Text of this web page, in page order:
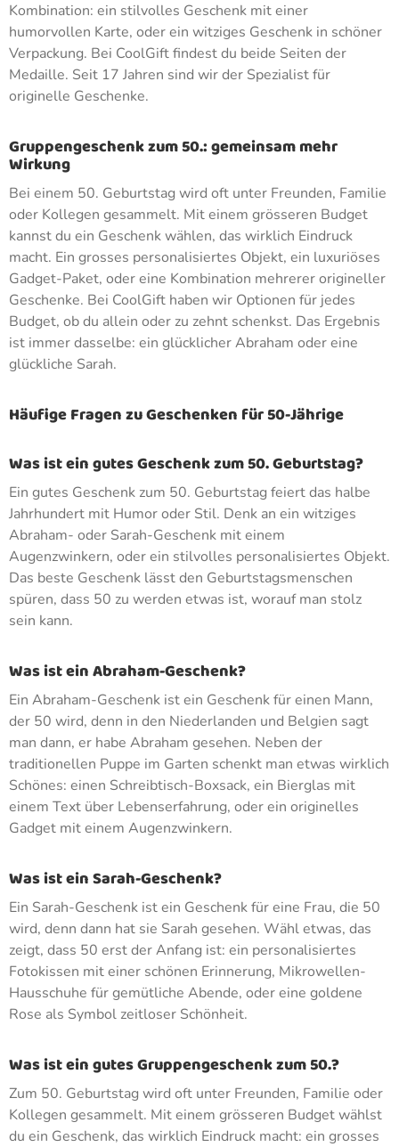
Kombination: ein stilvolles Geschenk mit einer
humorvollen Karte, oder ein witziges Geschenk in schöner
Verpackung. Bei CoolGift findest du beide Seiten der
Medaille. Seit 17 Jahren sind wir der Spezialist für
originelle Geschenke.
Gruppengeschenk zum 50.: gemeinsam mehr
Wirkung
Bei einem 50. Geburtstag wird oft unter Freunden, Familie
oder Kollegen gesammelt. Mit einem grösseren Budget
kannst du ein Geschenk wählen, das wirklich Eindruck
macht. Ein grosses personalisiertes Objekt, ein luxuriöses
Gadget-Paket, oder eine Kombination mehrerer origineller
Geschenke. Bei CoolGift haben wir Optionen für jedes
Budget, ob du allein oder zu zehnt schenkst. Das Ergebnis
ist immer dasselbe: ein glücklicher Abraham oder eine
glückliche Sarah.
Häufige Fragen zu Geschenken für 50-Jährige
Was ist ein gutes Geschenk zum 50. Geburtstag?
Ein gutes Geschenk zum 50. Geburtstag feiert das halbe
Jahrhundert mit Humor oder Stil. Denk an ein witziges
Abraham- oder Sarah-Geschenk mit einem
Augenzwinkern, oder ein stilvolles personalisiertes Objekt.
Das beste Geschenk lässt den Geburtstagsmenschen
spüren, dass 50 zu werden etwas ist, worauf man stolz
sein kann.
Was ist ein Abraham-Geschenk?
Ein Abraham-Geschenk ist ein Geschenk für einen Mann,
der 50 wird, denn in den Niederlanden und Belgien sagt
man dann, er habe Abraham gesehen. Neben der
traditionellen Puppe im Garten schenkt man etwas wirklich
Schönes: einen Schreibtisch-Boxsack, ein Bierglas mit
einem Text über Lebenserfahrung, oder ein originelles
Gadget mit einem Augenzwinkern.
Was ist ein Sarah-Geschenk?
Ein Sarah-Geschenk ist ein Geschenk für eine Frau, die 50
wird, denn dann hat sie Sarah gesehen. Wähl etwas, das
zeigt, dass 50 erst der Anfang ist: ein personalisiertes
Fotokissen mit einer schönen Erinnerung, Mikrowellen-
Hausschuhe für gemütliche Abende, oder eine goldene
Rose als Symbol zeitloser Schönheit.
Was ist ein gutes Gruppengeschenk zum 50.?
Zum 50. Geburtstag wird oft unter Freunden, Familie oder
Kollegen gesammelt. Mit einem grösseren Budget wählst
du ein Geschenk, das wirklich Eindruck macht: ein grosses